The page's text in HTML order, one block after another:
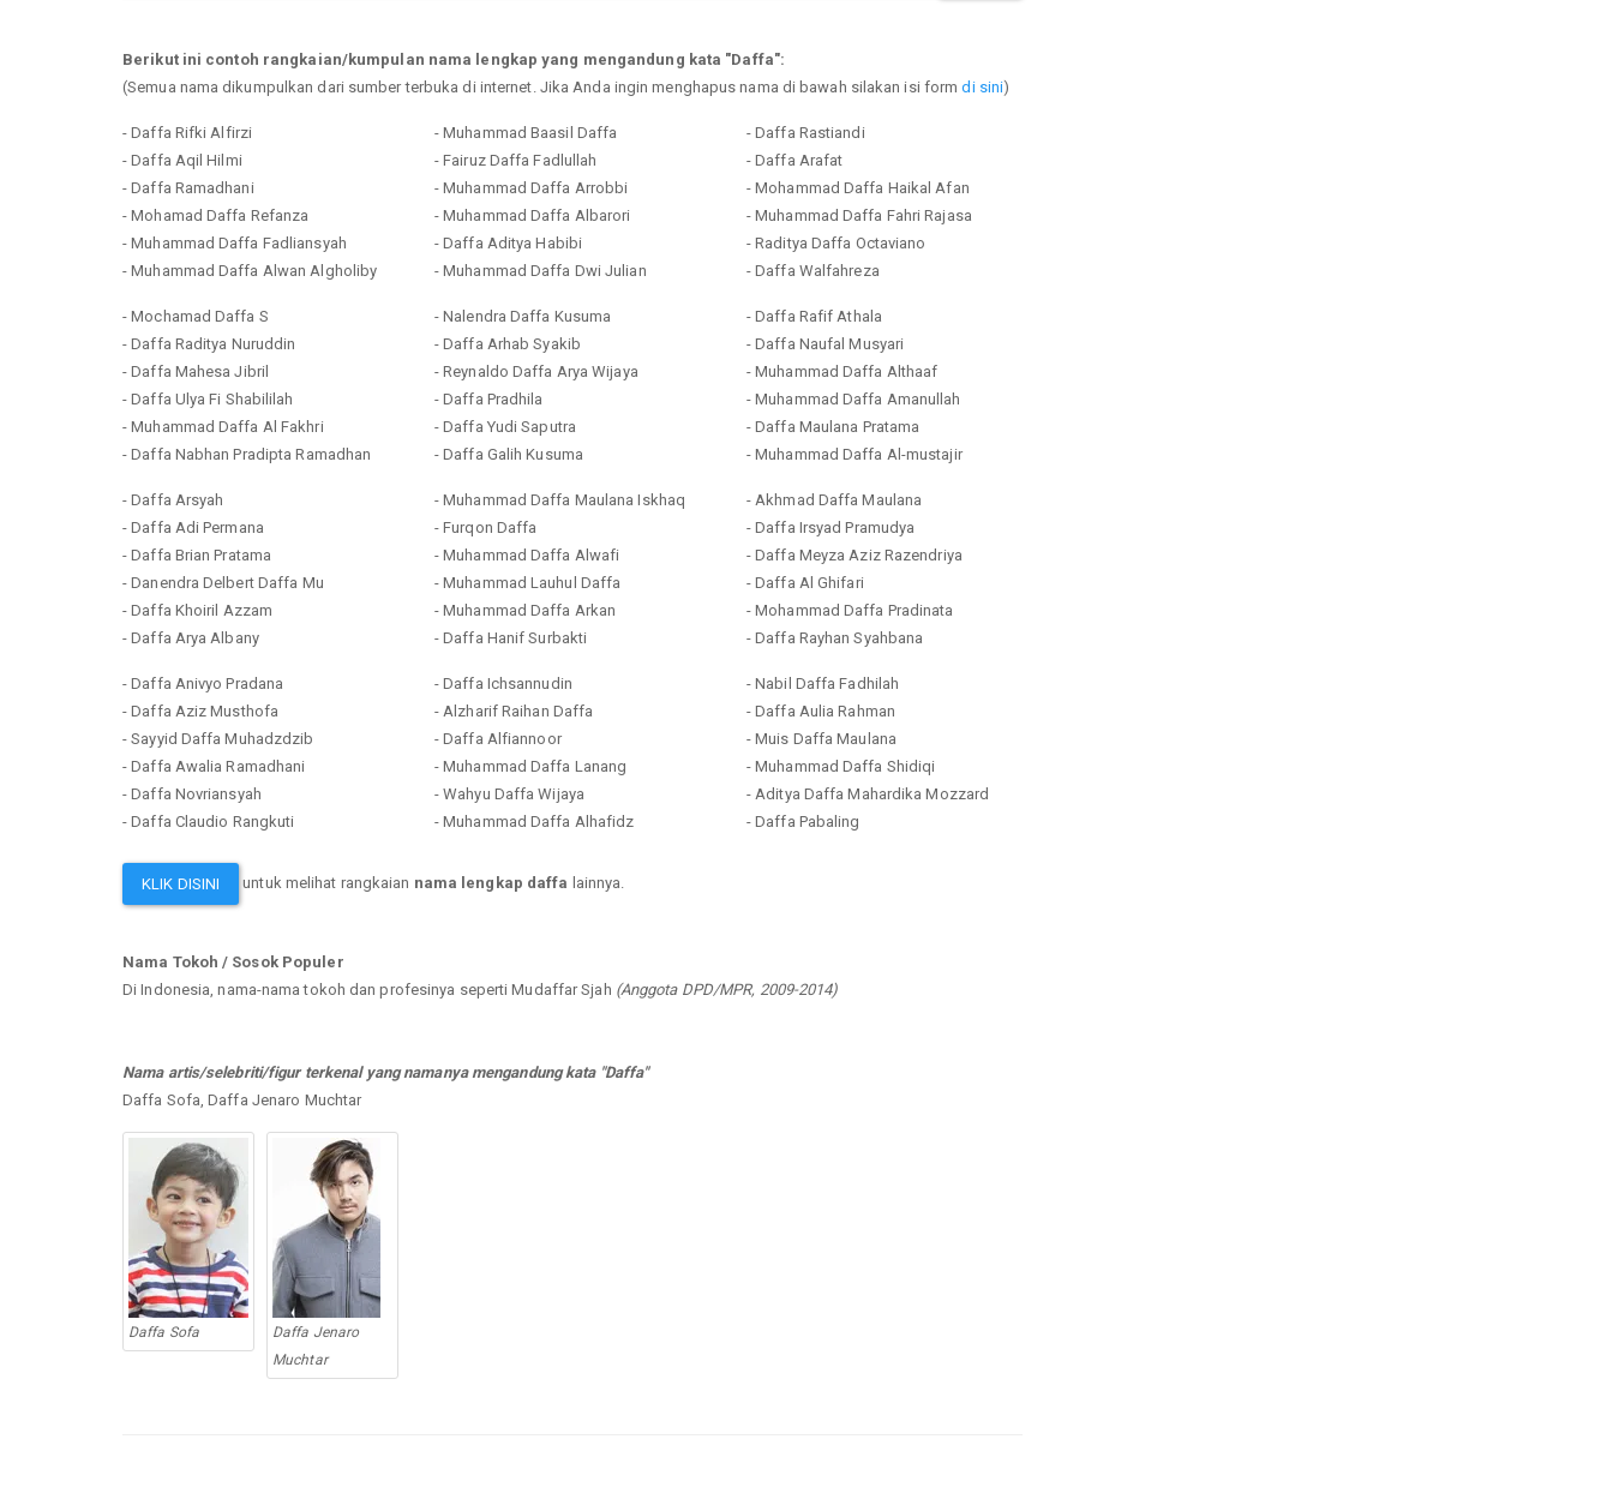
Berikut ini contoh rangkaian/kumpulan nama lengkap yang mengandung kata "Daffa":
(Semua nama dikumpulkan dari sumber terbuka di internet. Jika Anda ingin menghapus nama di bawah silakan isi formdi sini)
- Daffa Rifki Alfirzi
- Daffa Aqil Hilmi
- Daffa Ramadhani
- Mohamad Daffa Refanza
- Muhammad Daffa Fadliansyah
- Muhammad Daffa Alwan Algholiby
- Muhammad Baasil Daffa
- Fairuz Daffa Fadlullah
- Muhammad Daffa Arrobbi
- Muhammad Daffa Albarori
- Daffa Aditya Habibi
- Muhammad Daffa Dwi Julian
- Daffa Rastiandi
- Daffa Arafat
- Mohammad Daffa Haikal Afan
- Muhammad Daffa Fahri Rajasa
- Raditya Daffa Octaviano
- Daffa Walfahreza
- Mochamad Daffa S
- Daffa Raditya Nuruddin
- Daffa Mahesa Jibril
- Daffa Ulya Fi Shabililah
- Muhammad Daffa Al Fakhri
- Daffa Nabhan Pradipta Ramadhan
- Nalendra Daffa Kusuma
- Daffa Arhab Syakib
- Reynaldo Daffa Arya Wijaya
- Daffa Pradhila
- Daffa Yudi Saputra
- Daffa Galih Kusuma
- Daffa Rafif Athala
- Daffa Naufal Musyari
- Muhammad Daffa Althaaf
- Muhammad Daffa Amanullah
- Daffa Maulana Pratama
- Muhammad Daffa Al-mustajir
- Daffa Arsyah
- Daffa Adi Permana
- Daffa Brian Pratama
- Danendra Delbert Daffa Mu
- Daffa Khoiril Azzam
- Daffa Arya Albany
- Muhammad Daffa Maulana Iskhaq
- Furqon Daffa
- Muhammad Daffa Alwafi
- Muhammad Lauhul Daffa
- Muhammad Daffa Arkan
- Daffa Hanif Surbakti
- Akhmad Daffa Maulana
- Daffa Irsyad Pramudya
- Daffa Meyza Aziz Razendriya
- Daffa Al Ghifari
- Mohammad Daffa Pradinata
- Daffa Rayhan Syahbana
- Daffa Anivyo Pradana
- Daffa Aziz Musthofa
- Sayyid Daffa Muhadzdzib
- Daffa Awalia Ramadhani
- Daffa Novriansyah
- Daffa Claudio Rangkuti
- Daffa Ichsannudin
- Alzharif Raihan Daffa
- Daffa Alfiannoor
- Muhammad Daffa Lanang
- Wahyu Daffa Wijaya
- Muhammad Daffa Alhafidz
- Nabil Daffa Fadhilah
- Daffa Aulia Rahman
- Muis Daffa Maulana
- Muhammad Daffa Shidiqi
- Aditya Daffa Mahardika Mozzard
- Daffa Pabaling
KLIK DISINI untuk melihat rangkaian nama lengkap daffa lainnya.
Nama Tokoh / Sosok Populer
Di Indonesia, nama-nama tokoh dan profesinya seperti Mudaffar Sjah (Anggota DPD/MPR, 2009-2014)
Nama artis/selebriti/figur terkenal yang namanya mengandung kata "Daffa"
Daffa Sofa, Daffa Jenaro Muchtar
Daffa Sofa
Daffa Jenaro
Muchtar